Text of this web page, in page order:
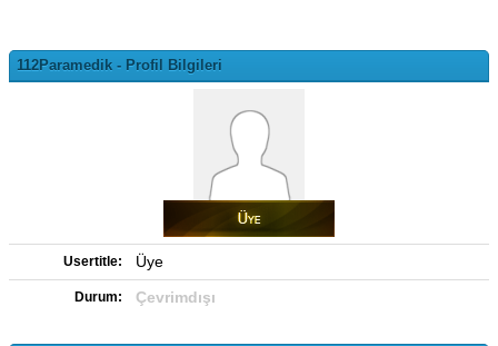
112Paramedik - Profil Bilgileri
Usertitle: Üye
Durum: Çevrimdışı